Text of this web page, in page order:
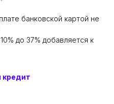
банковской картой не
до 37% добавляется к
кредит